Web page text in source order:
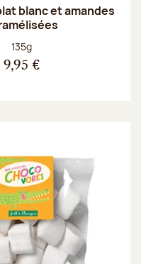
blanc et amandes
Poids net :
135g
9,95 €